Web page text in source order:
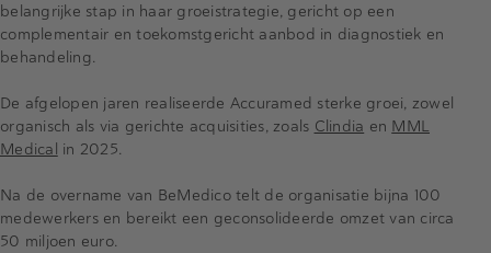
belangrijke stap in haar groeistrategie, gericht op een
complementair en toekomstgericht aanbod in diagnostiek en
behandeling.
De afgelopen jaren realiseerde Accuramed sterke groei, zowel
organisch als via gerichte acquisities, zoals Clindia en MML
Medical in 2025.
Na de overname van BeMedico telt de organisatie bijna 100
medewerkers en bereikt een geconsolideerde omzet van circa
50 miljoen euro.